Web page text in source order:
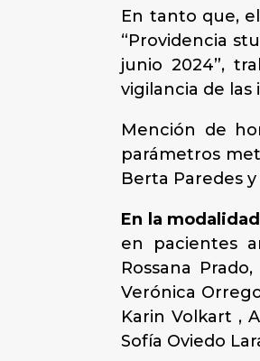
En tanto que,
“Providencia
junio 2024”,
vigilancia de las
Mención de
parámetros
Berta Paredes y
En la
en pacientes
Rossana
Verónica
Karin Volkart ,
Sofía Oviedo